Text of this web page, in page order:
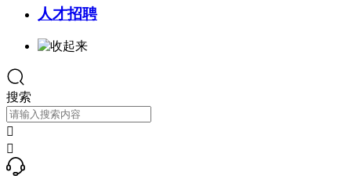
人才招聘
搜索

